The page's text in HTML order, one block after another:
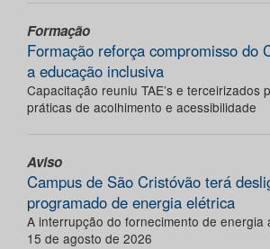
Formação
Formação reforça compromisso do
a educação inclusiva
Capacitação reuniu TAE’s e terceirizados
práticas de acolhimento e acessibilidade
Aviso
Campus de São Cristóvão terá
programado de energia elétrica
A interrupção do fornecimento de energia
15 de agosto de 2026